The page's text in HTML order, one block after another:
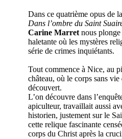
Dans ce quatrième opus de
Dans l’ombre du Saint
Carine Marretnous plonge
haletante où les mystères
série de crimes inquiétants.
Tout commence à Nice, au
château, où le corps sans vie
découvert.
L’on découvre dans
apiculteur, travaillait aussi
historien, justement sur le
cette relique fascinante
corps du Christ après la